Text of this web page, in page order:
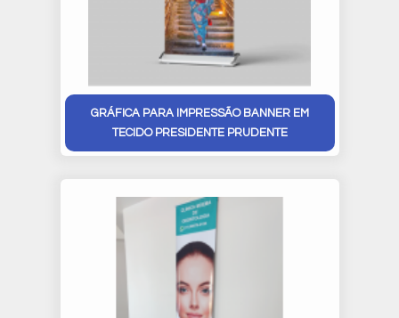
GRÁFICA PARA IMPRESSÃO BANNER EM
TECIDO PRESIDENTE PRUDENTE